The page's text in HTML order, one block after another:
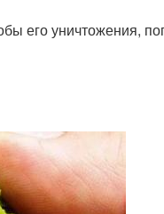
его уничтожения,